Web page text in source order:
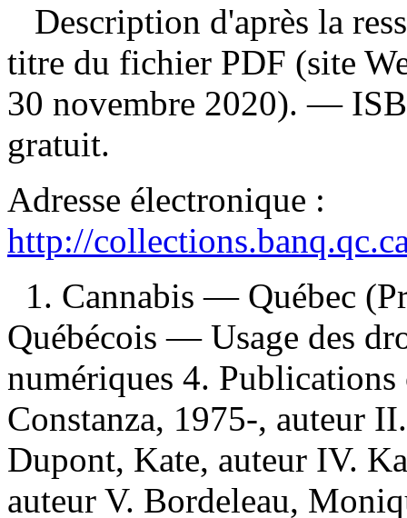
Description d'après la
titre du fichier PDF (site
30 novembre 2020). —
gratuit.
Adresse électronique :
http://
1. Cannabis — Québec
Québécois — Usage des
numériques 4.
Constanza, 1975-, auteur
Dupont, Kate, auteur IV.
auteur V. Bordeleau,